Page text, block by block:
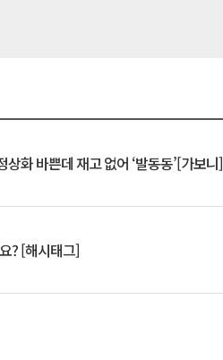
화 바쁜데 재고 없어 ‘발동동’[가보니]
? [해시태그]